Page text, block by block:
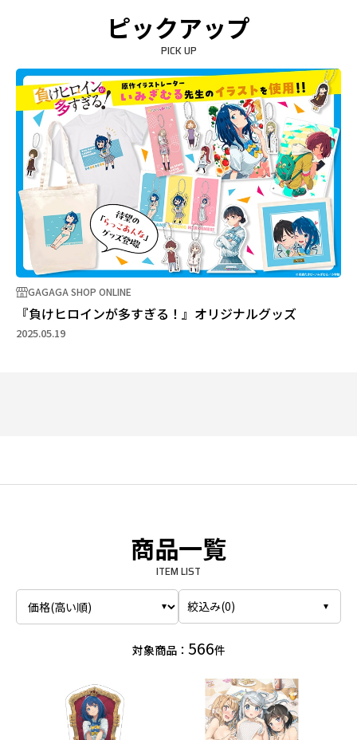
ピックアップ
PICK UP
GAGAGA SHOP ONLINE
『負けヒロインが多すぎる！』オリジナルグッズ
2025.05.19
商品一覧
ITEM LIST
絞込み(0)
対象商品： 566件